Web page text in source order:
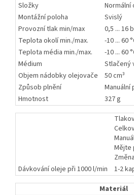
Složky
Normální
Montážní poloha
Svislý
Provozní tlak min/max
0,5 ... 16
Teplota okolí min./max.
-10 ... 60
Teplota média min./max.
-10 ... 60
Médium
Stlačený
Objem nádobky olejovače
50 cm³
Způsob plnění
Manuální
Hmotnost
327 g
Mějte
Dávkování oleje při 1000 l/min
1-2
Materiál